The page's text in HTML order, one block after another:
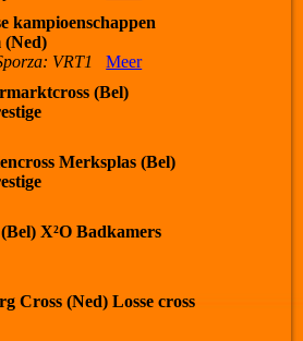
kampioenschappen
(Ned)
VRT1
Meer
(Bel)
Merksplas (Bel)
X²O Badkamers
Cross (Ned) Losse cross